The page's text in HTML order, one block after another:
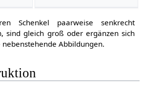
Schenkel paarweise senkrecht
sind gleich groß oder ergänzen sich
nebenstehende Abbildungen.